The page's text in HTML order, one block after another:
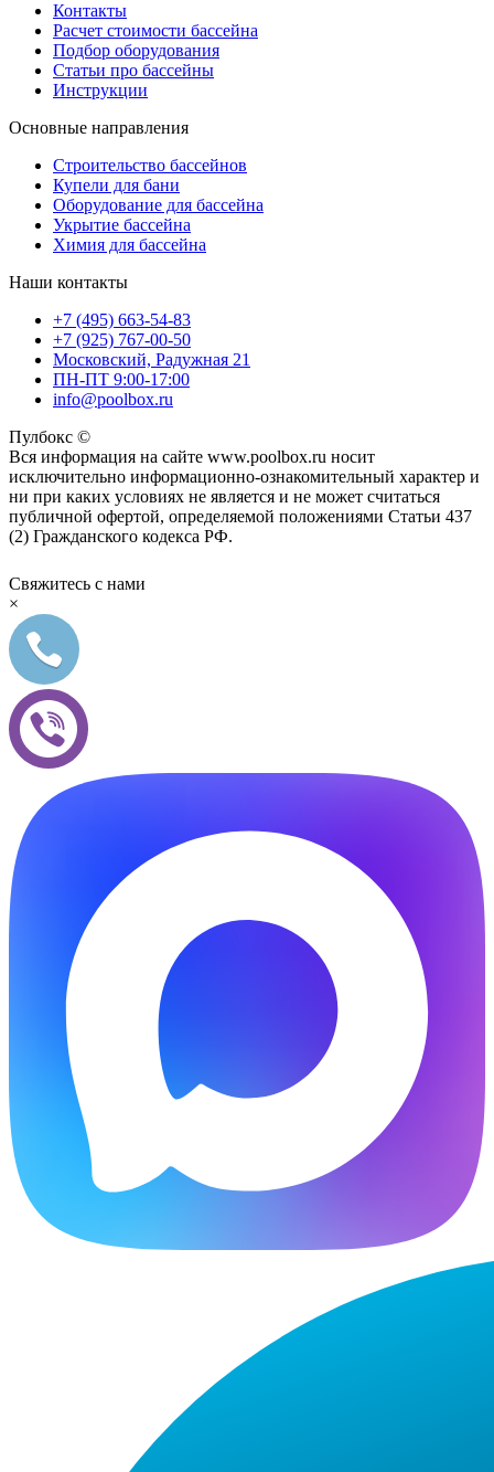
Контакты
Расчет стоимости бассейна
Подбор оборудования
Статьи про бассейны
Инструкции
Основные направления
Строительство бассейнов
Купели для бани
Оборудование для бассейна
Укрытие бассейна
Химия для бассейна
Наши контакты
+7 (495) 663-54-83
+7 (925) 767-00-50
Московский, Радужная 21
ПН-ПТ 9:00-17:00
info@poolbox.ru
Пулбокс ©
Вся информация на сайте www.poolbox.ru носит
исключительно информационно-ознакомительный характер и
ни при каких условиях не является и не может считаться
публичной офертой, определяемой положениями Статьи 437
(2) Гражданского кодекса РФ.
Свяжитесь с нами
×